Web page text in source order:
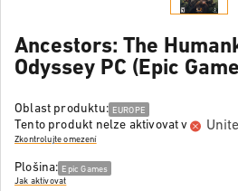
Ancestors: The
Odyssey PC (Epic
Oblast produktu: EUROPE
Tento produkt nelze aktivovat v
Zkontrolujte omezení
Plošina: Epic Games
Jak aktivovat